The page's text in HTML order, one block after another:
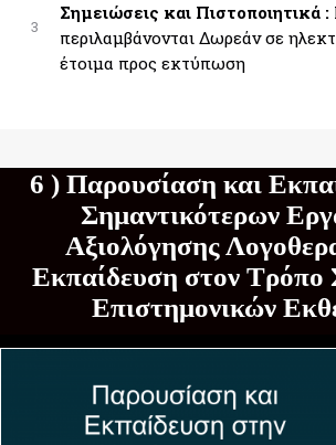
3
Σημειώσεις και Πιστοποιητικά :
περιλαμβάνονται Δωρεάν σε
έτοιμα προς εκτύπωση
6 ) Παρουσίαση και
Σημαντικότερων
Αξιολόγησης
Εκπαίδευση στον Τρόπο
Επιστημονικών